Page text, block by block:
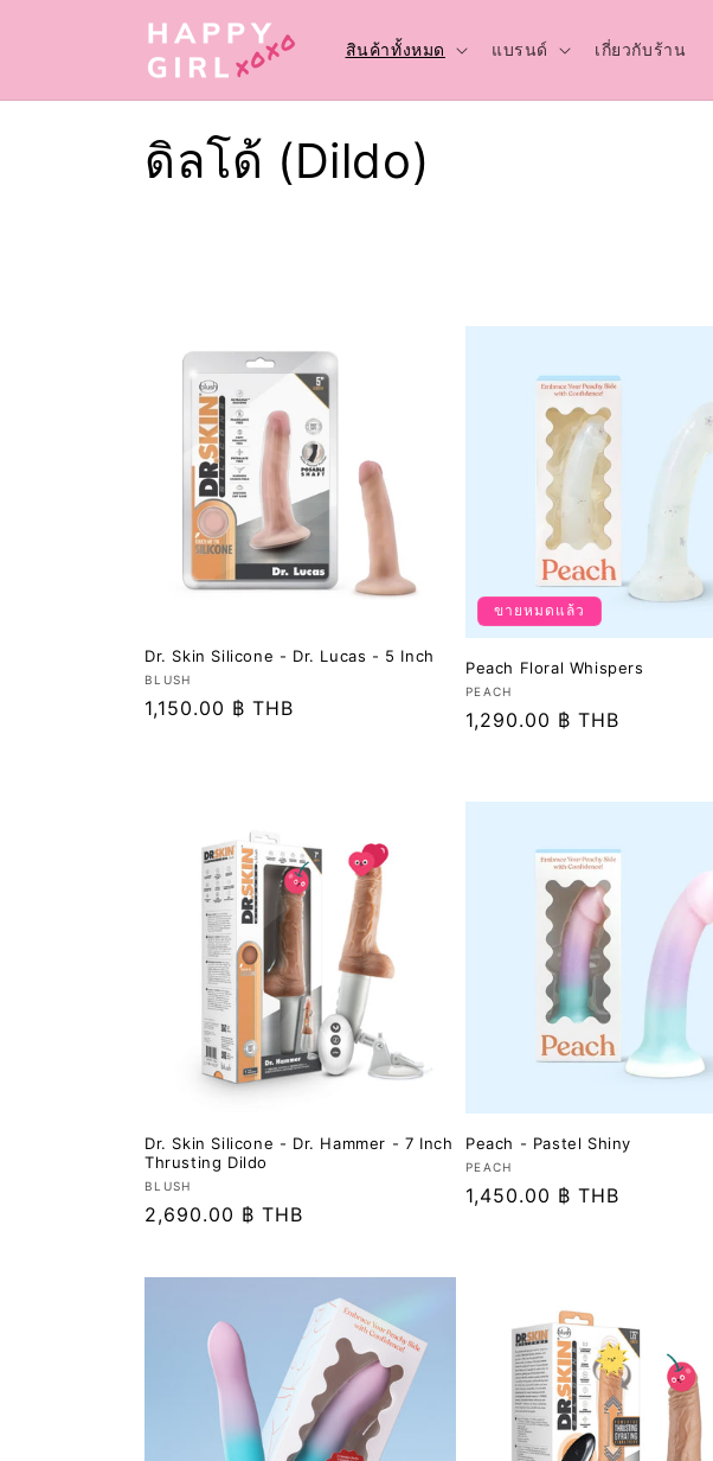
สินค้าทั้งหมด แบรนด์ เกี่ยวกับร้าน
ค
:
ดิลโด้ (Dildo)
Dr. Skin Silicone - Dr. Lucas - 5 Inch
เวน
เด
BLUSH
ราคา
1,150.00 ฿ THB
ขายหมดแล้ว
Peach Floral Whispers
เวน
เด
PEACH
ราคา
1,290.00 ฿ THB
Dr. Skin Silicone - Dr. Hammer - 7 Inch
Thrusting Dildo
เวน
เด
BLUSH
ราคา
2,690.00 ฿ THB
Peach - Pastel Shiny
เวน
เด
PEACH
ราคา
1,450.00 ฿ THB